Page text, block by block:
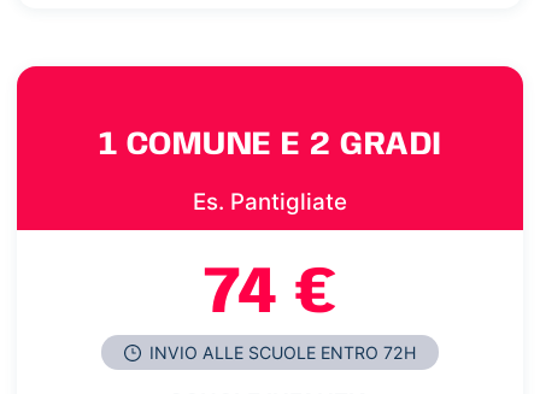
1 COMUNE E 2 GRADI
Es. Pantigliate
74 €
INVIO ALLE SCUOLE ENTRO 72H